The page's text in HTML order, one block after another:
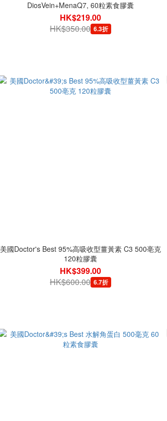
DiosVein+MenaQ7, 60粒素食膠囊
HK$219.00
HK$350.00 6.3折
美國Doctor's Best 95%高吸收型薑黃素 C3 500亳克
120粒膠囊
HK$399.00
HK$600.00 6.7折